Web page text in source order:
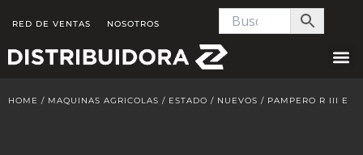
content
RED DE VENTAS NOSOTROS
HOME / MAQUINAS AGRICOLAS / ESTADO / NUEVOS / PAMPERO R III E